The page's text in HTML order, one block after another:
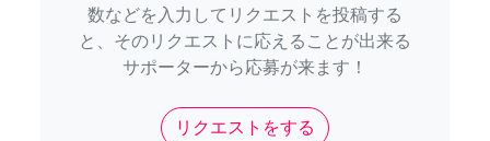
数などを入力してリクエストを投稿する
と、そのリクエストに応えることが出来る
サポーターから応募が来ます！
リクエストをする